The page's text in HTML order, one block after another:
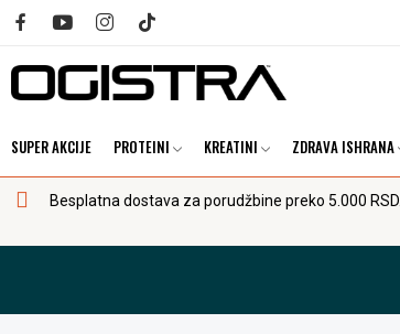
SUPER AKCIJE PROTEINI KREATINI ZDRAVA ISHRANA
Besplatna dostava za porudžbine preko 5.000 RSD.